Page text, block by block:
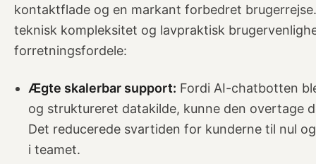
kontaktflade og en markant forbedret
teknisk kompleksitet og lavpraktisk
forretningsfordele:
Ægte skalerbar support: Fordi AI-chatbotten
og struktureret datakilde, kunne den overtage
Det reducerede svartiden for kunderne til nul
i teamet.